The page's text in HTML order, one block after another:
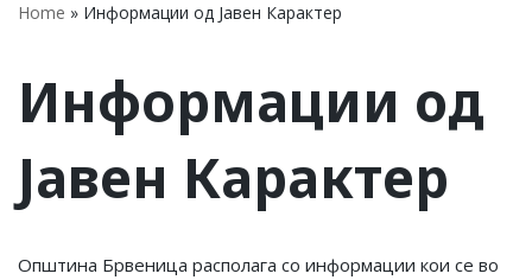
Home » Информации oд Јавен Карактер
Информации oд
Јавен Карактер
Општина Брвеница располага со информации кои се во